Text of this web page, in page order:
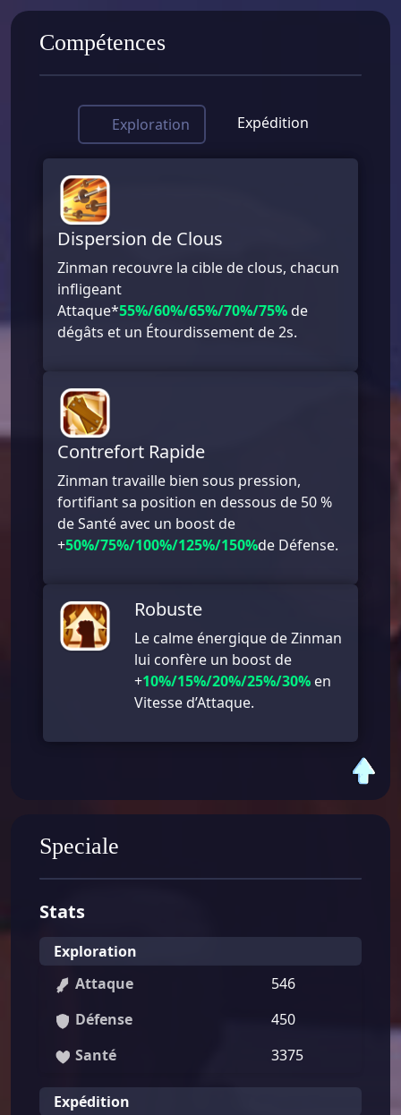
Compétences
Exploration Expédition
Dispersion de Clous
Zinman recouvre la cible de clous, chacun
infligeant
Attaque*55%/60%/65%/70%/75% de
dégâts et un Étourdissement de 2s.
Contrefort Rapide
Zinman travaille bien sous pression,
fortifiant sa position en dessous de 50 %
de Santé avec un boost de
+50%/75%/100%/125%/150%de Défense.
Robuste
Le calme énergique de Zinman
lui confère un boost de
+10%/15%/20%/25%/30% en
Vitesse d’Attaque.
Speciale
Stats
Exploration
Attaque
546
Défense
450
Santé
3375
Expédition